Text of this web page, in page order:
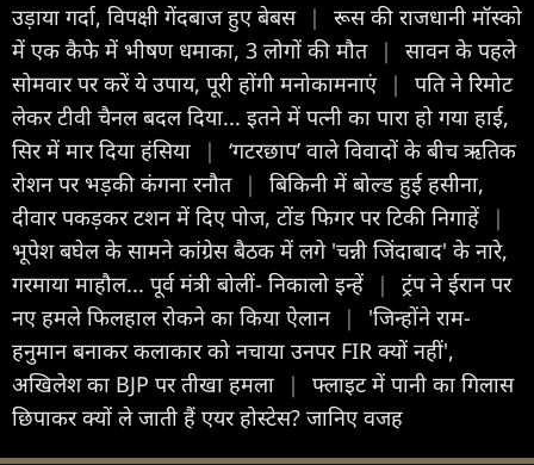
उड़ाया गर्दा, विपक्षी गेंदबाज हुए बेबस |
रूस की राजधानी मॉस्को
में एक कैफे में भीषण धमाका, 3 लोगों की मौत |
सावन के पहले
सोमवार पर करें ये उपाय, पूरी होंगी मनोकामनाएं |
पति ने रिमोट
लेकर टीवी चैनल बदल दिया... इतने में पत्नी का पारा हो गया हाई,
सिर में मार दिया हंसिया
|
‘गटरछाप’ वाले विवादों के बीच ऋतिक
रोशन पर भड़की कंगना रनौत |
बिकिनी में बोल्ड हुई हसीना,
दीवार पकड़कर टशन में दिए पोज, टोंड फिगर पर टिकी निगाहें
|
भूपेश बघेल के सामने कांग्रेस बैठक में लगे 'चन्नी जिंदाबाद' के नारे,
गरमाया माहौल... पूर्व मंत्री बोलीं- निकालो इन्हें
|
ट्रंप ने ईरान पर
नए हमले फिलहाल रोकने का किया ऐलान |
'जिन्होंने राम-
हनुमान बनाकर कलाकार को नचाया उनपर FIR क्यों नहीं',
अखिलेश का BJP पर तीखा हमला
|
फ्लाइट में पानी का गिलास
छिपाकर क्यों ले जाती हैं एयर होस्टेस? जानिए वजह